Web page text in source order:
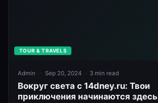
TOUR & TRAVELS
Admin Sep 20, 2024 3 min read
Вокруг света с 14dney.ru: Твои
приключения начинаются здесь